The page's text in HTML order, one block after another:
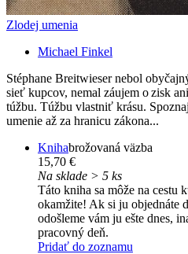
Zlodej umenia
Michael Finkel
Stéphane Breitwieser nebol
sieť kupcov, nemal záujem o zisk
túžbu. Túžbu vlastniť krásu.
umenie až za hranicu zákona...
Knihabrožovaná väzba
15,70 €
Na sklade > 5 ks
Táto kniha sa môže na cestu
okamžite! Ak si ju objednáte
odošleme vám ju ešte dnes,
pracovný deň.
Pridať do zoznamu